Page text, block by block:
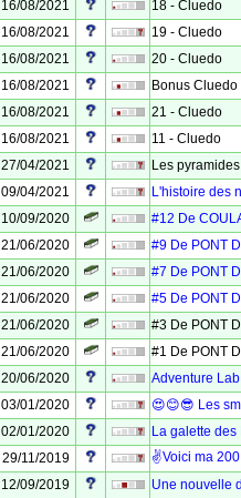
16/08/2021
18 - Cluedo
16/08/2021
19 - Cluedo
16/08/2021
20 - Cluedo
16/08/2021
Bonus Cluedo
16/08/2021
21 - Cluedo
16/08/2021
11 - Cluedo
27/04/2021
Les
09/04/2021
L'histoire des
10/09/2020
#12 De
21/06/2020
#9 De PONT
21/06/2020
#7 De PONT
21/06/2020
#5 De PONT
21/06/2020
#3 De PONT
21/06/2020
#1 De PONT
20/06/2020
Adventure
03/01/2020
😍😊😎 Les
02/01/2020
La galette des
29/11/2019
✌Voici ma
12/09/2019
Une nouvelle